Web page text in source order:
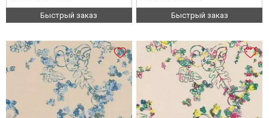
Быстрый заказ Быстрый заказ